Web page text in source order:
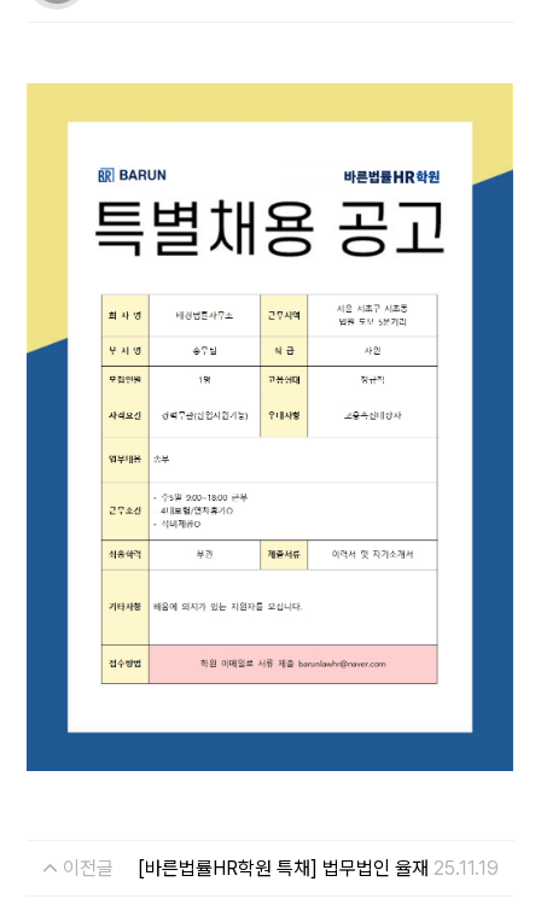
이전글 [바른법률HR학원 특채] 법무법인 율재 25.11.19